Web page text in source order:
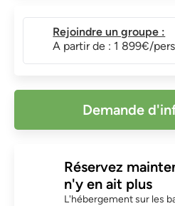
Rejoindre un groupe :
A partir de : 1 899€/
Demande
Réservez
n'y en ait plus
L'hébergement sur les